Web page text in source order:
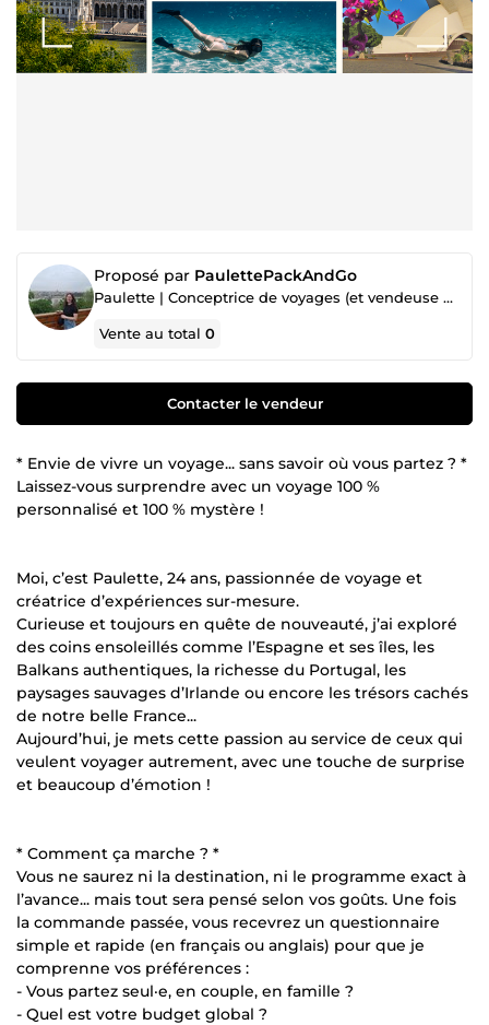
Proposé par PaulettePackAndGo
Paulette | Conceptrice de voyages (et vendeuse de bonheur)✈️
Vente au total0
Contacter le vendeur
* Envie de vivre un voyage... sans savoir où vous partez ? *
Laissez-vous surprendre avec un voyage 100 %
personnalisé et 100 % mystère !
Moi, c’est Paulette, 24 ans, passionnée de voyage et
créatrice d’expériences sur-mesure.
Curieuse et toujours en quête de nouveauté, j’ai exploré
des coins ensoleillés comme l’Espagne et ses îles, les
Balkans authentiques, la richesse du Portugal, les
paysages sauvages d’Irlande ou encore les trésors cachés
de notre belle France...
Aujourd’hui, je mets cette passion au service de ceux qui
veulent voyager autrement, avec une touche de surprise
et beaucoup d’émotion !
* Comment ça marche ? *
Vous ne saurez ni la destination, ni le programme exact à
l’avance... mais tout sera pensé selon vos goûts. Une fois
la commande passée, vous recevrez un questionnaire
simple et rapide (en français ou anglais) pour que je
comprenne vos préférences :
- Vous partez seul·e, en couple, en famille ?
- Quel est votre budget global ?